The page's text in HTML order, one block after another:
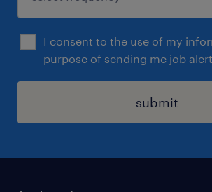
I consent to the use of my
purpose of sending me job
submit